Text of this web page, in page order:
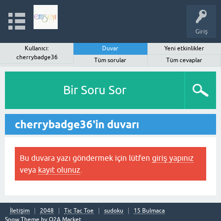
Giriş
Kullanıcı:
cherrybadge36
Duvar
Yeni etkinlikler
Tüm sorular
Tüm cevaplar
Bir Soru Sor
cherrybadge36'in duvarı
Bu duvara yazı göndermek için lütfen giriş yapınız
veya kayıt olunuz
İletişim 2048 Tic Tac Toe sudoku
15 Bulmaca
Snow Theme by Q2A Market